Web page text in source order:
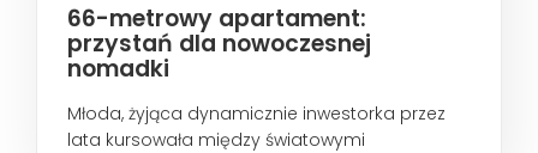
66-metrowy apartament:
przystań dla nowoczesnej
nomadki
Młoda, żyjąca dynamicznie inwestorka przez
lata kursowała między światowymi